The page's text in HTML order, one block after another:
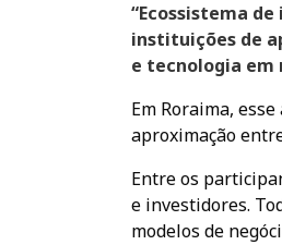
“Ecossistema
instituições de
e tecnologia em
Em Roraima,
aproximação
Entre os
e investidores.
modelos de